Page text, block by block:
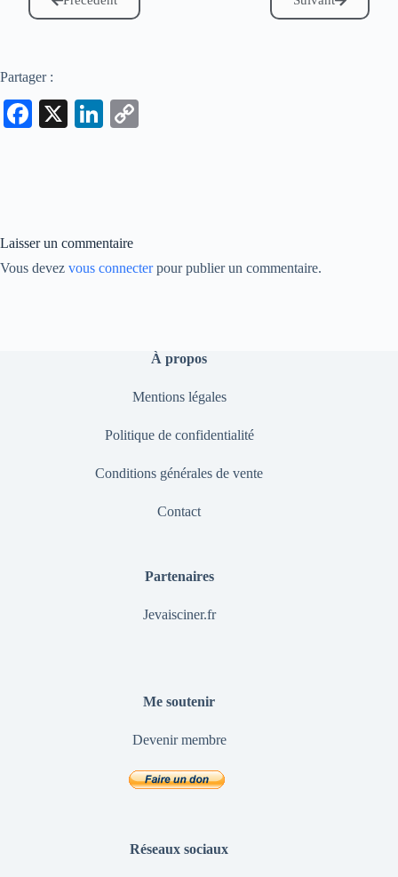
Partager :
Fa
X
Li
Laisser un commentaire
Vous devez vous connecterpour publier un commentaire.
À propos
Mentions légales
Politique de confidentialité
Conditions générales de vente
Contact
Partenaires
Jevaisciner.fr
Me soutenir
Devenir membre
Réseaux sociaux